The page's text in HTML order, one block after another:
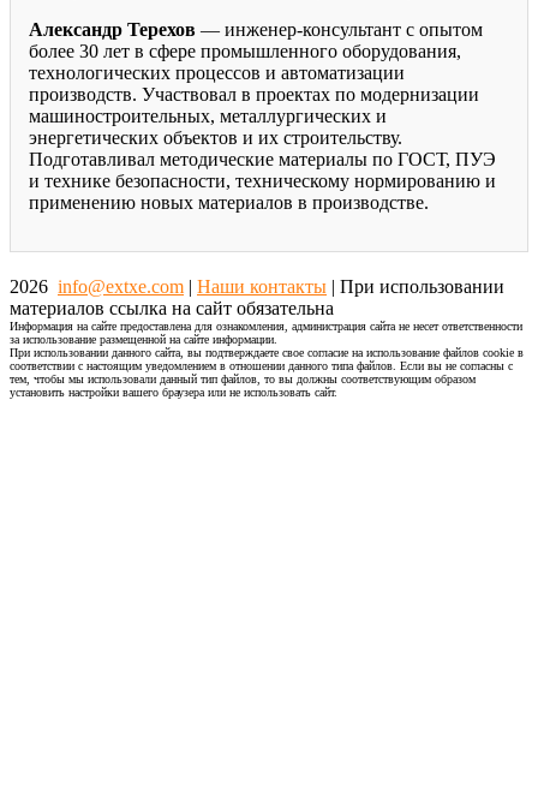
Александр Терехов — инженер-консультант с опытом
более 30 лет в сфере промышленного оборудования,
технологических процессов и автоматизации
производств. Участвовал в проектах по модернизации
машиностроительных, металлургических и
энергетических объектов и их строительству.
Подготавливал методические материалы по ГОСТ, ПУЭ
и технике безопасности, техническому нормированию и
применению новых материалов в производстве.
2026 info@extxe.com | Наши контакты | При использовании
материалов ссылка на сайт обязательна
Информация на сайте предоставлена для ознакомления, администрация сайта не несет ответственности
за использование размещенной на сайте информации.
При использовании данного сайта, вы подтверждаете свое согласие на использование файлов cookie в
соответствии с настоящим уведомлением в отношении данного типа файлов. Если вы не согласны с
тем, чтобы мы использовали данный тип файлов, то вы должны соответствующим образом
установить настройки вашего браузера или не использовать сайт.